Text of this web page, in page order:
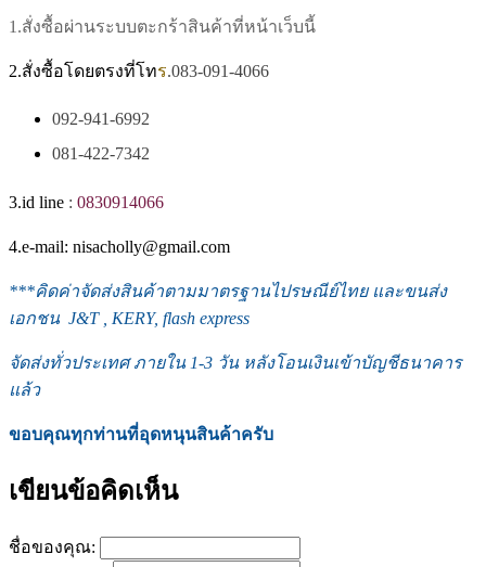
1.สั่งซื้อผ่านระบบตะกร้าสินค้าที่หน้าเว็บนี้
2.สั่งซื้อโดยตรงที่โทร.083-091-4066
092-941-6992
081-422-7342
3.id line : 0830914066
4.e-mail: nisacholly@gmail.com
***คิดค่าจัดส่งสินค้าตามมาตรฐานไปรษณีย์ไทย และขนส่ง
เอกชน J&T , KERY, flash express
จัดส่งทั่วประเทศ ภายใน 1-3 วัน หลังโอนเงินเข้าบัญชีธนาคาร
แล้ว
ขอบคุณทุกท่านที่อุดหนุนสินค้าครับ
เขียนข้อคิดเห็น
ชื่อของคุณ: